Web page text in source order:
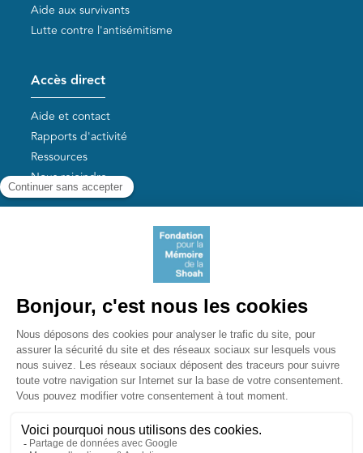
Aide aux survivants
Lutte contre l'antisémitisme
Accès direct
Aide et contact
Rapports d'activité
Ressources
Nous rejoindre
Aide aux survivants de la Shoah
Liens utiles
Mémorial de la Shoah
Le camp des Milles
Yad Vashem France
Akadem
mahJ